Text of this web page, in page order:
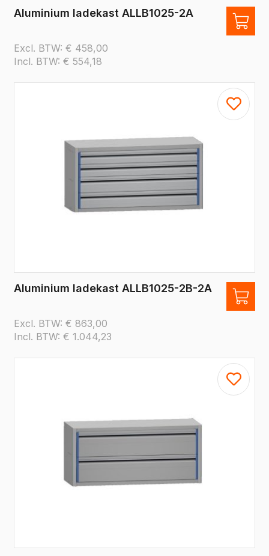
Aluminium ladekast ALLB1025-2A
Excl. BTW: € 458,00
Incl. BTW: € 554,18
Aluminium ladekast ALLB1025-2B-2A
Excl. BTW: € 863,00
Incl. BTW: € 1.044,23